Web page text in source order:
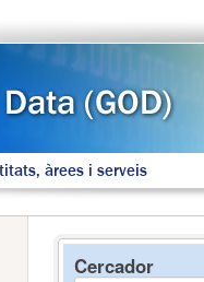
àrees i serveis
Cercador